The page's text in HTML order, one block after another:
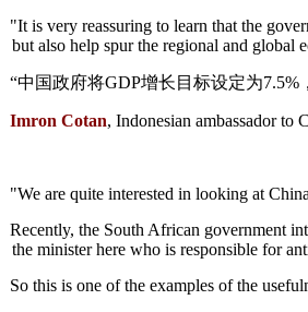
"It is very reassuring to learn that the
but also help spur the regional and global
“中国政府将GDP增长目标设定为
Imron Cotan, Indonesian ambassador to
"We are quite interested in looking at
Recently, the South African government
the minister here who is responsible for
So this is one of the examples of the